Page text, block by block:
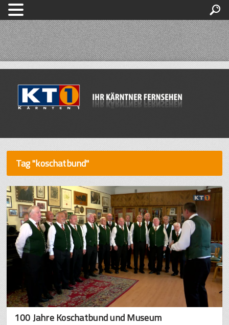
Tag "koschatbund"
100 Jahre Koschatbund und Museum